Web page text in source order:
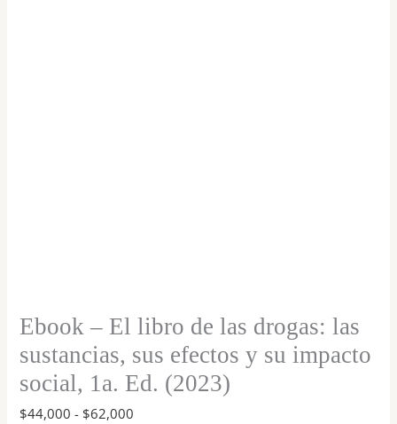
Ebook – El libro de las drogas: las
sustancias, sus efectos y su impacto
social, 1a. Ed. (2023)
$44,000 - $62,000
social,
1a.
Ed.
(2023)